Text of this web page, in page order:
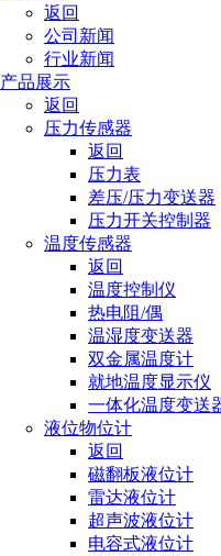
返回
公司新闻
行业新闻
产品展示
返回
压力传感器
返回
压力表
差压/压力变送器
压力开关控制器
温度传感器
返回
温度控制仪
热电阻/偶
温湿度变送器
双金属温度计
就地温度显示仪
一体化温度变送
液位物位计
返回
磁翻板液位计
雷达液位计
超声波液位计
电容式液位计